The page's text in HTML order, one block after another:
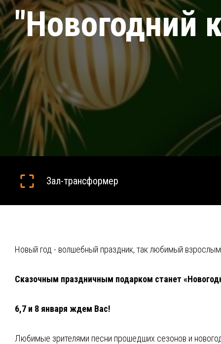
"Новогодний
Зал-трансформер
Новый год - волшебный праздник, так любимый
Сказочным праздничным подарком станет
6,7 и 8 января ждем Вас!
Любимые зрителями песни прошедших сезонов и